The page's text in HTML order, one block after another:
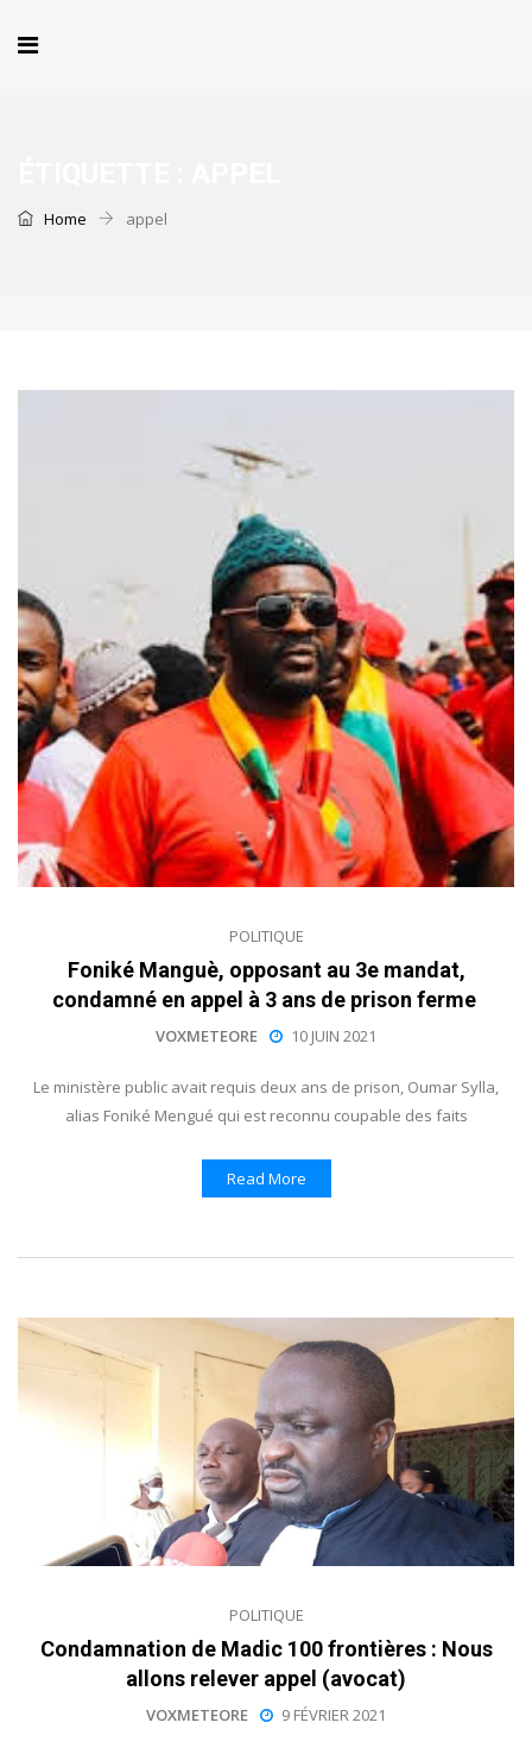
Home appel
POLITIQUE
Foniké Manguè, opposant au 3e mandat,
condamné en appel à 3 ans de prison ferme
VOXMETEORE 10 JUIN 2021
Le ministère public avait requis deux ans de prison, Oumar Sylla,
alias Foniké Mengué qui est reconnu coupable des faits
Read More
POLITIQUE
Condamnation de Madic 100 frontières : Nous
allons relever appel (avocat)
VOXMETEORE 9 FÉVRIER 2021